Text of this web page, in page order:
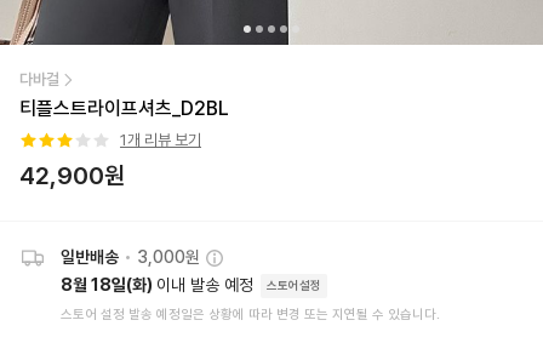
다바걸
티플스트라이프셔츠_D2BL
1 개 리뷰 보기
42,900원
일반배송 • 3,000원
8월 18일(화) 이내 발송 예정 스토어설정
스토어 설정 발송 예정일은 상황에 따라 변경 또는 지연될 수 있습니다.